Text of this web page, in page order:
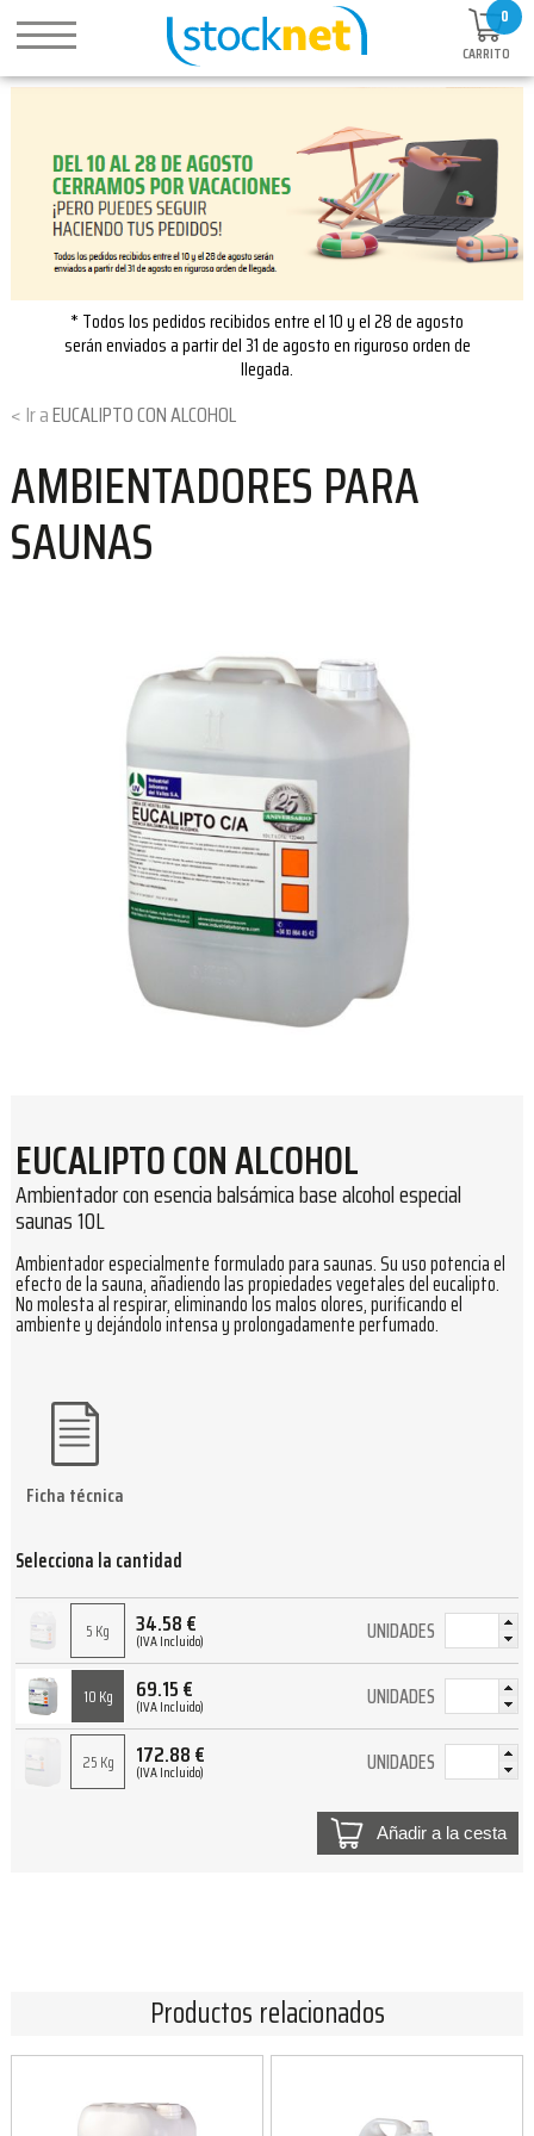
0
CARRITO
* Todos los pedidos recibidos entre el 10 y el 28 de agosto
serán enviados a partir del 31 de agosto en riguroso orden de
llegada.
EUCALIPTO CON ALCOHOL
AMBIENTADORES PARA
SAUNAS
EUCALIPTO CON ALCOHOL
Ambientador con esencia balsámica base alcohol especial
saunas 10L
Ambientador especialmente formulado para saunas. Su uso potencia el
efecto de la sauna, añadiendo las propiedades vegetales del eucalipto.
No molesta al respirar, eliminando los malos olores, purificando el
ambiente y dejándolo intensa y prolongadamente perfumado.
Selecciona la cantidad
5 Kg 34.58€
(IVA Incluido) UNIDADES
10 Kg 69.15€
(IVA Incluido) UNIDADES
25 Kg 172.88€
(IVA Incluido) UNIDADES
Añadir a la cesta
Ficha técnica
Productos relacionados